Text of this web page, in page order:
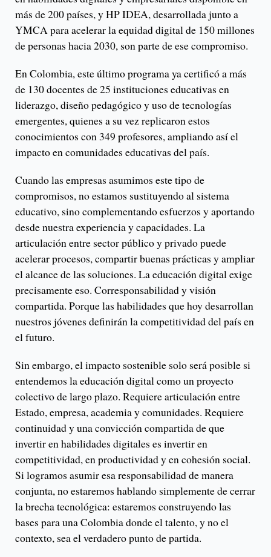
más de 200 países, y HP IDEA, desarrollada junto a
YMCA para acelerar la equidad digital de 150 millones
de personas hacia 2030, son parte de ese compromiso.
En Colombia, este último programa ya certificó a más
de 130 docentes de 25 instituciones educativas en
liderazgo, diseño pedagógico y uso de tecnologías
emergentes, quienes a su vez replicaron estos
conocimientos con 349 profesores, ampliando así el
impacto en comunidades educativas del país.
Cuando las empresas asumimos este tipo de
compromisos, no estamos sustituyendo al sistema
educativo, sino complementando esfuerzos y aportando
desde nuestra experiencia y capacidades. La
articulación entre sector público y privado puede
acelerar procesos, compartir buenas prácticas y ampliar
el alcance de las soluciones. La educación digital exige
precisamente eso. Corresponsabilidad y visión
compartida. Porque las habilidades que hoy desarrollan
nuestros jóvenes definirán la competitividad del país en
el futuro.
Sin embargo, el impacto sostenible solo será posible si
entendemos la educación digital como un proyecto
colectivo de largo plazo. Requiere articulación entre
Estado, empresa, academia y comunidades. Requiere
continuidad y una convicción compartida de que
invertir en habilidades digitales es invertir en
competitividad, en productividad y en cohesión social.
Si logramos asumir esa responsabilidad de manera
conjunta, no estaremos hablando simplemente de cerrar
la brecha tecnológica: estaremos construyendo las
bases para una Colombia donde el talento, y no el
contexto, sea el verdadero punto de partida.